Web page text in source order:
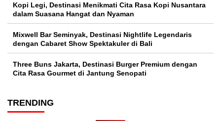
Kopi Legi, Destinasi Menikmati Cita Rasa Kopi Nusantara
dalam Suasana Hangat dan Nyaman
Mixwell Bar Seminyak, Destinasi Nightlife Legendaris
dengan Cabaret Show Spektakuler di Bali
Three Buns Jakarta, Destinasi Burger Premium dengan
Cita Rasa Gourmet di Jantung Senopati
TRENDING